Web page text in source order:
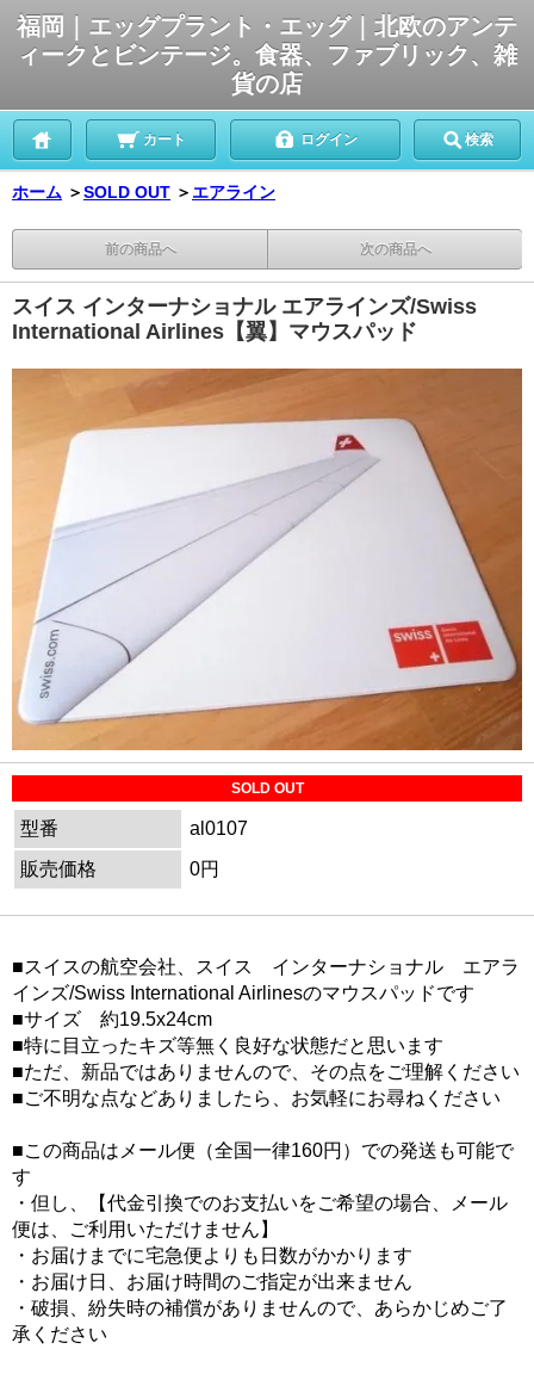
福岡｜エッグプラント・エッグ｜北欧のアンテ
ィークとビンテージ。食器、ファブリック、雑
貨の店
カート ログイン 検索
ホーム ＞SOLD OUT ＞ エアライン
前の商品へ 次の商品へ
スイス インターナショナル エアラインズ/Swiss
International Airlines【翼】マウスパッド
SOLD OUT
型番
al0107
販売価格
0円
■スイスの航空会社、スイス インターナショナル エアラ
インズ/Swiss International Airlinesのマウスパッドです
■サイズ 約19.5x24cm
■特に目立ったキズ等無く良好な状態だと思います
■ただ、新品ではありませんので、その点をご理解ください
■ご不明な点などありましたら、お気軽にお尋ねください
■この商品はメール便（全国一律160円）での発送も可能で
す
・但し、【代金引換でのお支払いをご希望の場合、メール
便は、ご利用いただけません】
・お届けまでに宅急便よりも日数がかかります
・お届け日、お届け時間のご指定が出来ません
・破損、紛失時の補償がありませんので、あらかじめご了
承ください